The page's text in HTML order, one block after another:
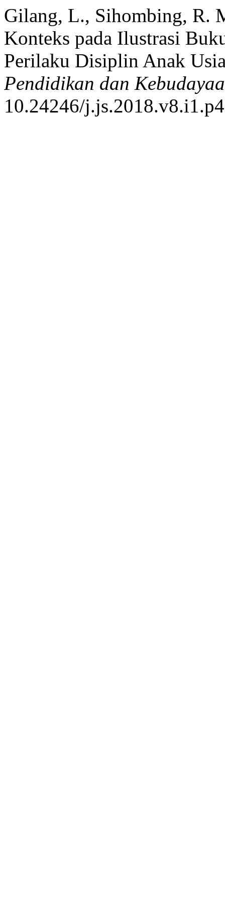
Gilang, L., Sihombing, R.
Konteks pada Ilustrasi
Perilaku Disiplin Anak
Pendidikan dan
10.24246/